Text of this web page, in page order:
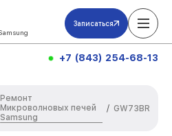
Записаться
+7 (843) 254-68-13
Ремонт
Микроволновых печей
Samsung
/ GW73BR